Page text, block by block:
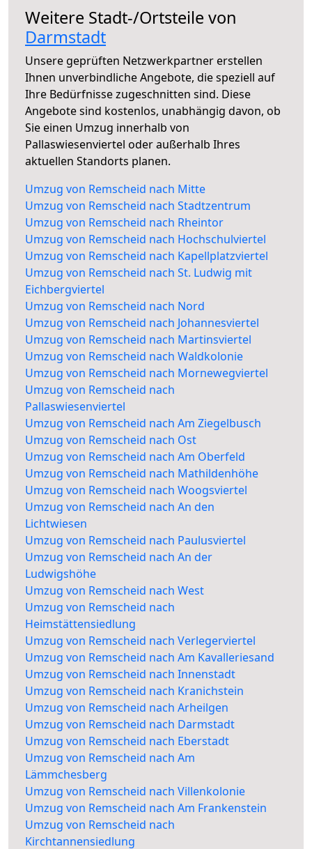
Weitere Stadt-/Ortsteile von
Darmstadt
Unsere geprüften Netzwerkpartner erstellen
Ihnen unverbindliche Angebote, die speziell auf
Ihre Bedürfnisse zugeschnitten sind. Diese
Angebote sind kostenlos, unabhängig davon, ob
Sie einen Umzug innerhalb von
Pallaswiesenviertel oder außerhalb Ihres
aktuellen Standorts planen.
Umzug von Remscheid nach Mitte
Umzug von Remscheid nach Stadtzentrum
Umzug von Remscheid nach Rheintor
Umzug von Remscheid nach Hochschulviertel
Umzug von Remscheid nach Kapellplatzviertel
Umzug von Remscheid nach St. Ludwig mit
Eichbergviertel
Umzug von Remscheid nach Nord
Umzug von Remscheid nach Johannesviertel
Umzug von Remscheid nach Martinsviertel
Umzug von Remscheid nach Waldkolonie
Umzug von Remscheid nach Mornewegviertel
Umzug von Remscheid nach
Pallaswiesenviertel
Umzug von Remscheid nach Am Ziegelbusch
Umzug von Remscheid nach Ost
Umzug von Remscheid nach Am Oberfeld
Umzug von Remscheid nach Mathildenhöhe
Umzug von Remscheid nach Woogsviertel
Umzug von Remscheid nach An den
Lichtwiesen
Umzug von Remscheid nach Paulusviertel
Umzug von Remscheid nach An der
Ludwigshöhe
Umzug von Remscheid nach West
Umzug von Remscheid nach
Heimstättensiedlung
Umzug von Remscheid nach Verlegerviertel
Umzug von Remscheid nach Am Kavalleriesand
Umzug von Remscheid nach Innenstadt
Umzug von Remscheid nach Kranichstein
Umzug von Remscheid nach Arheilgen
Umzug von Remscheid nach Darmstadt
Umzug von Remscheid nach Eberstadt
Umzug von Remscheid nach Am
Lämmchesberg
Umzug von Remscheid nach Villenkolonie
Umzug von Remscheid nach Am Frankenstein
Umzug von Remscheid nach
Kirchtannensiedlung